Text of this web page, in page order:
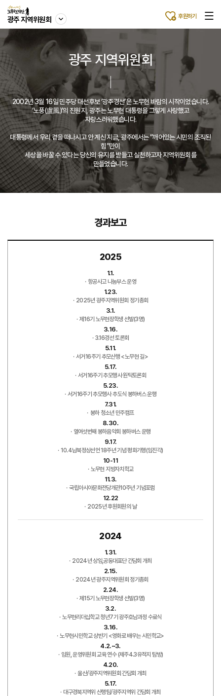
광주 지역위원회 후원하기
광주 지역위원회
2002년 3월 16일 민주당 대선후보 ‘광주경선’은 노무현 바람의 시작이었습니다.
‘노풍(盧風)’의 진원지, 광주는 노무현 대통령을 그렇게 사랑했고
자랑스러워했습니다.
대통령께서 우리 곁을 떠나시고 안 계신 지금, 광주에서는 “깨어있는 시민의 조직된
힘”만이
세상을 바꿀 수 있다는 당신의 유지를 받들고 실천하고자 지역위원회를
만들었습니다.
경과보고
2025
1.1.
항공사고 나눔부스 운영
1.23.
2025년 광주지역위원회 정기총회
3.1.
제16기 노무현장학생 선발(3명)
3.16.
3.16경선 토론회
5.11.
서거16주기 추모산행 <노무현 길>
5.17.
서거16주기 추모행사 원탁토론회
5.23.
서거16주기 추모행사 추도식 봉하버스 운행
7.31.
봉하 청소년 민주캠프
8.30.
열여섯번째 봉하음악회 봉하버스 운행
9.17.
10.4남북정상선언 18주년 기념 평화기행(임진각)
10-11
노무현 지방자치학교
11.3.
국립아시아문화전당개관10주년 기념포럼
12.22
2025년 후원회원의 날
2024
1.31.
2024년 상임,공동대표단 간담회 개최
2.15.
2024년 광주지역위원회 정기총회
2.24.
제15기 노무현장학생 선발(3명)
3.2.
노무현리더십학교 청년7기 광주호남과정 수료식
3.16.
노무현시민학교 상반기 <영화로 배우는 시민학교>
4.2.~3.
임원, 운영위원회 교육 연수 (제주4.3유적지 탐방)
4.20.
울산/광주지역위원회 간담회 개최
5.17.
대구경북지역위 산행팀/광주지역위 간담회 개최